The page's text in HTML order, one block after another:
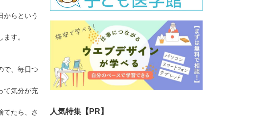
からという
す。
で、毎日つ
て気分が充
てたら、さ
人気特集【PR】